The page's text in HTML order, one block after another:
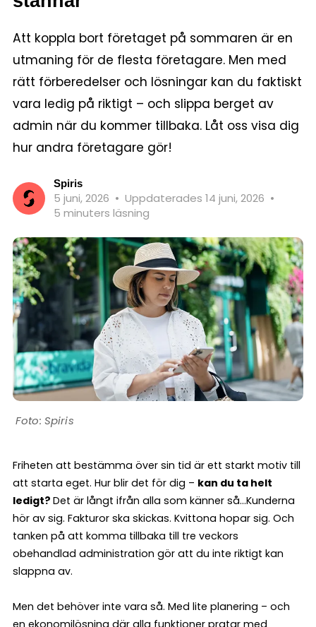
Att koppla bort företaget på sommaren är en
utmaning för de flesta företagare. Men med
rätt förberedelser och lösningar kan du faktiskt
vara ledig på riktigt – och slippa berget av
admin när du kommer tillbaka. Låt oss visa dig
hur andra företagare gör!
Spiris
5 juni, 2026 • Uppdaterades 14 juni, 2026 •
5 minuters läsning
Spiris
Friheten att bestämma över sin tid är ett starkt motiv till
att starta eget. Hur blir det för dig – kan du ta helt
ledigt? Det är långt ifrån alla som känner så…Kunderna
hör av sig. Fakturor ska skickas. Kvittona hopar sig. Och
tanken på att komma tillbaka till tre veckors
obehandlad administration gör att du inte riktigt kan
slappna av.
Men det behöver inte vara så. Med lite planering – och
en ekonomilösning där alla funktioner pratar med